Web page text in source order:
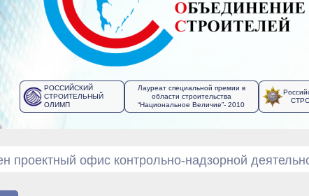
РОССИЙСКИЙ
СТРОИТЕЛЬНЫЙ
ОЛИМП
Лауреат специальной премии в
области строительства
“Национальное Величие”- 2010
проектный офис контрольно-надзорной